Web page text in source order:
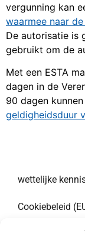
vergunning kan
waarmee naar
De autorisatie is
gebruikt om de
Met een ESTA
dagen in de
90 dagen
geldigheidsduur
wettelijke
Cookiebeleid